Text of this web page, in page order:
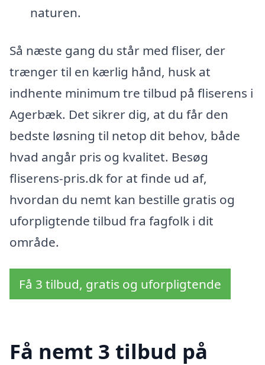
naturen.
Så næste gang du står med fliser, der
trænger til en kærlig hånd, husk at
indhente minimum tre tilbud på fliserens i
Agerbæk. Det sikrer dig, at du får den
bedste løsning til netop dit behov, både
hvad angår pris og kvalitet. Besøg
fliserens-pris.dk for at finde ud af,
hvordan du nemt kan bestille gratis og
uforpligtende tilbud fra fagfolk i dit
område.
Få 3 tilbud, gratis og uforpligtende
Få nemt 3 tilbud på